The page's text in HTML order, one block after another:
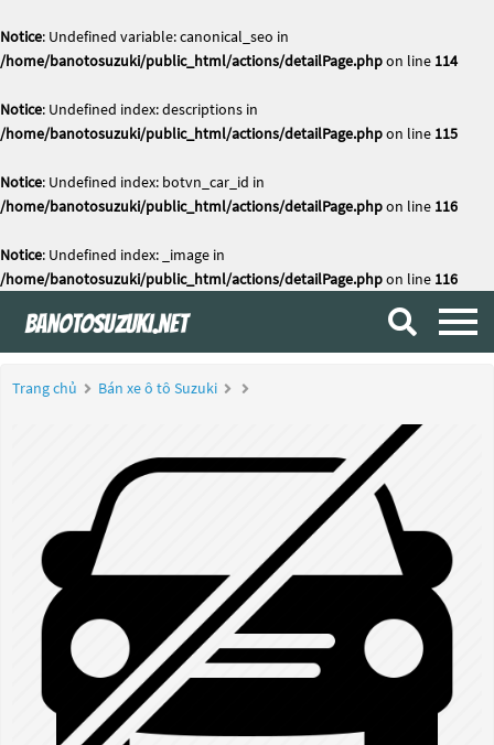
Notice: Undefined variable: canonical_seo in
/home/banotosuzuki/public_html/actions/detailPage.phpon line 114
Notice: Undefined index: descriptions in
/home/banotosuzuki/public_html/actions/detailPage.phpon line 115
Notice: Undefined index: botvn_car_id in
/home/banotosuzuki/public_html/actions/detailPage.phpon line 116
Notice: Undefined index: _image in
/home/banotosuzuki/public_html/actions/detailPage.phpon line 116
Trang chủ Bán xe ô tô Suzuki